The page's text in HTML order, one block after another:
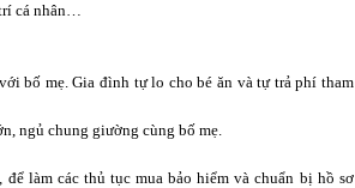
cá nhân…
bố mẹ. Gia đình tự lo cho bé ăn và tự trả phí tham
ngủ chung giường cùng bố mẹ.
làm các thủ tục mua bảo hiểm và chuẩn bị hồ sơ